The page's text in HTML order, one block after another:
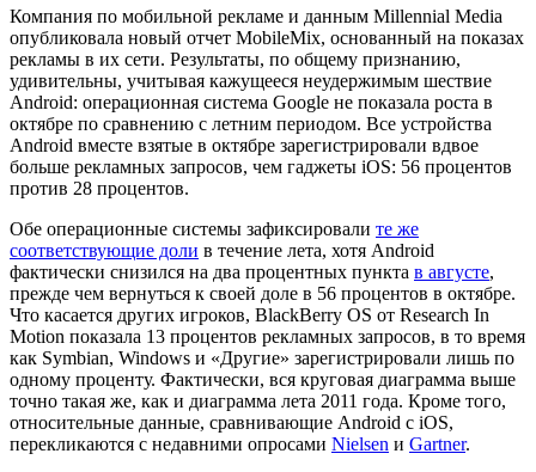
Компания по мобильной рекламе и данным Millennial Media
опубликовала новый отчет MobileMix, основанный на показах
рекламы в их сети. Результаты, по общему признанию,
удивительны, учитывая кажущееся неудержимым шествие
Android: операционная система Google не показала роста в
октябре по сравнению с летним периодом. Все устройства
Android вместе взятые в октябре зарегистрировали вдвое
больше рекламных запросов, чем гаджеты iOS: 56 процентов
против 28 процентов.
Обе операционные системы зафиксировали те же
соответствующие доли в течение лета, хотя Android
фактически снизился на два процентных пункта в августе,
прежде чем вернуться к своей доле в 56 процентов в октябре.
Что касается других игроков, BlackBerry OS от Research In
Motion показала 13 процентов рекламных запросов, в то время
как Symbian, Windows и «Другие» зарегистрировали лишь по
одному проценту. Фактически, вся круговая диаграмма выше
точно такая же, как и диаграмма лета 2011 года. Кроме того,
относительные данные, сравнивающие Android с iOS,
перекликаются с недавними опросами Nielsen и Gartner.